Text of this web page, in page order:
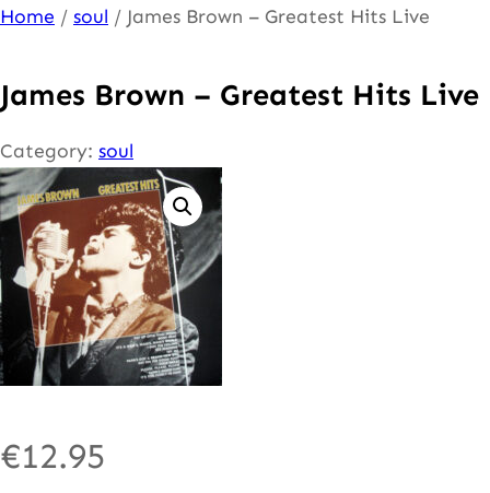
Ga
de
inhoud
Home / soul / James Brown – Greatest Hits Live
James Brown – Greatest Hits Live
Category: soul
€12.95